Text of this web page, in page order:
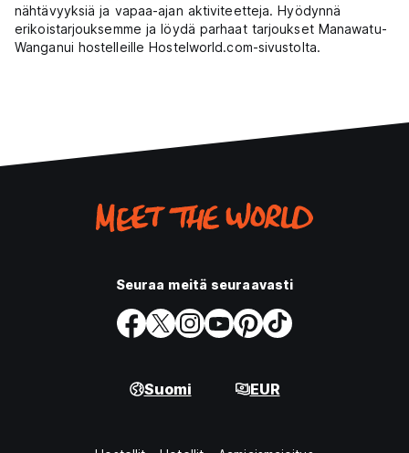
nähtävyyksiä ja vapaa-ajan aktiviteetteja. Hyödynnä
erikoistarjouksemme ja löydä parhaat tarjoukset Manawatu-
Wanganui hostelleille Hostelworld.com-sivustolta.
Seuraa meitä seuraavasti
Suomi EUR